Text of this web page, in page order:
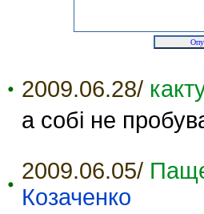
2009.06.28/
а собі не
2009.06.05/
Козаченко